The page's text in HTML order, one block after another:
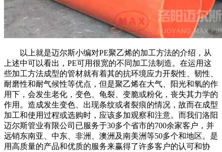
以上就是迈尔斯小编对PE聚乙烯的加工方法的介绍，从
上述中可以看出， PE可用很宽的不同加工法制造。在运用这
些加工方法成型的管材就有着其的抗环境应力开裂性、韧性、
耐磨性和耐气候性等优点，但是聚乙烯在大气、阳光和氧的作
用下，会发生老化，变色、龟裂、变脆或粉化，丧失其力学的
作用。造成发生变色、出现条纹或者裂痕的情况，故而在成型
加工和使用过程或选购时，应该多加观察和注意。而我们洛阳
迈尔斯管业有限公司已服务于30多个省市的700余家客户，并
远销东南亚、中东、非洲、澳洲及南美洲等50多个和地区。是
用高质量的产品和优质的服务来赢得了许多客户的认可和协